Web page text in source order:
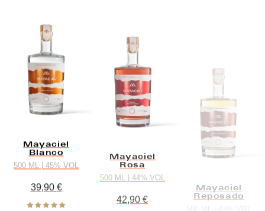
Mayaciel
Blanco
500 ML | 45% VOL
39,90 €
Mayaciel
Rosa
500 ML | 44% VOL
42,90€
Mayaciel
Reposado